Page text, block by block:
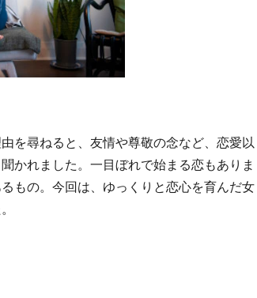
を尋ねると、友情や尊敬の念など、恋愛以
かれました。一目ぼれで始まる恋もありま
もの。今回は、ゆっくりと恋心を育んだ女